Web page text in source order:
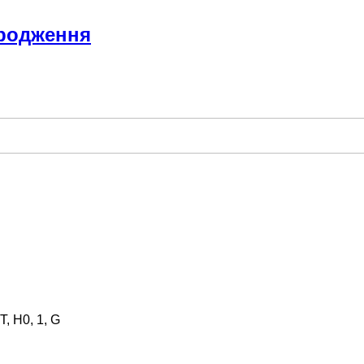
H0, 1, G